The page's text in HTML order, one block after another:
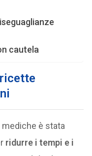
cautela
è stata
ridurre i tempi e i